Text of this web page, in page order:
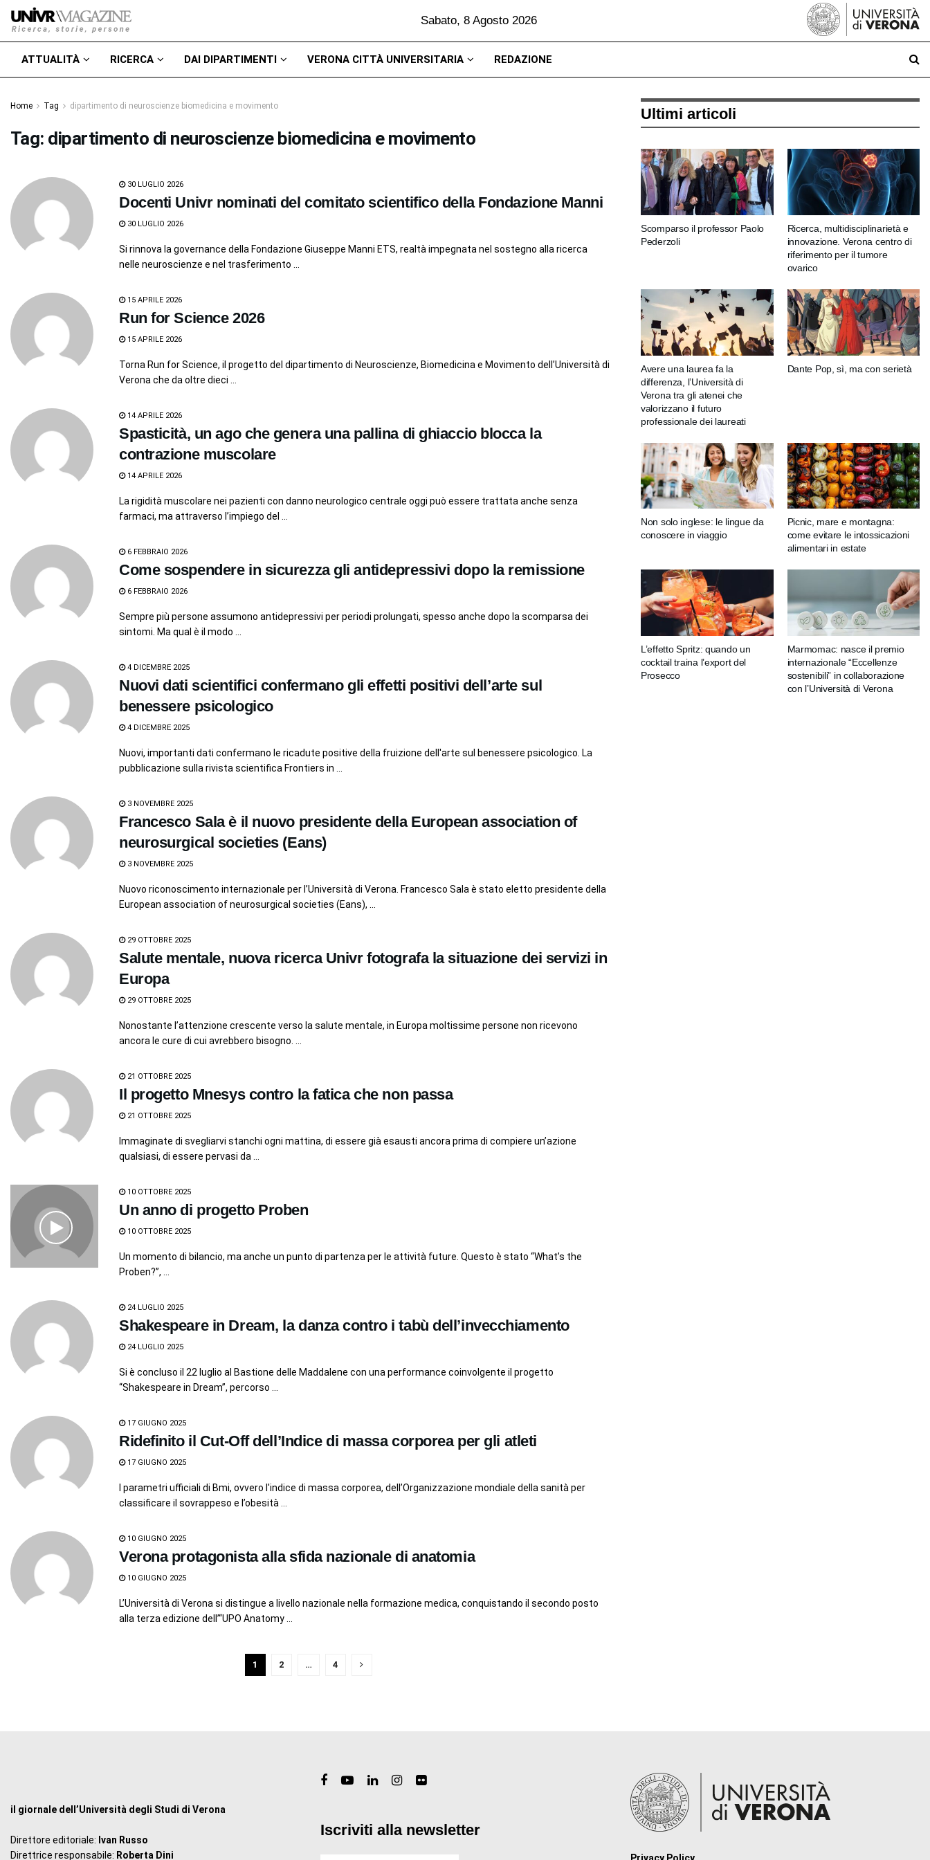
Sabato, 8 Agosto 2026
ATTUALITÀ RICERCA DAI DIPARTIMENTI VERONA CITTÀ UNIVERSITARIA REDAZIONE
Home Tag dipartimento di neuroscienze biomedicina e movimento
Tag: dipartimento di neuroscienze biomedicina e movimento
30 LUGLIO 2026
Docenti Univr nominati del comitato scientifico della Fondazione Manni
30 LUGLIO 2026
Si rinnova la governance della Fondazione Giuseppe Manni ETS, realtà impegnata nel sostegno alla ricerca
nelle neuroscienze e nel trasferimento ...
15 APRILE 2026
Run for Science 2026
15 APRILE 2026
Torna Run for Science, il progetto del dipartimento di Neuroscienze, Biomedicina e Movimento dell’Università di
Verona che da oltre dieci ...
14 APRILE 2026
Spasticità, un ago che genera una pallina di ghiaccio blocca la
contrazione muscolare
14 APRILE 2026
La rigidità muscolare nei pazienti con danno neurologico centrale oggi può essere trattata anche senza
farmaci, ma attraverso l’impiego del ...
6 FEBBRAIO 2026
Come sospendere in sicurezza gli antidepressivi dopo la remissione
6 FEBBRAIO 2026
Sempre più persone assumono antidepressivi per periodi prolungati, spesso anche dopo la scomparsa dei
sintomi. Ma qual è il modo ...
4 DICEMBRE 2025
Nuovi dati scientifici confermano gli effetti positivi dell’arte sul
benessere psicologico
4 DICEMBRE 2025
Nuovi, importanti dati confermano le ricadute positive della fruizione dell'arte sul benessere psicologico. La
pubblicazione sulla rivista scientifica Frontiers in ...
3 NOVEMBRE 2025
Francesco Sala è il nuovo presidente della European association of
neurosurgical societies (Eans)
3 NOVEMBRE 2025
Nuovo riconoscimento internazionale per l’Università di Verona. Francesco Sala è stato eletto presidente della
European association of neurosurgical societies (Eans), ...
29 OTTOBRE 2025
Salute mentale, nuova ricerca Univr fotografa la situazione dei servizi in
Europa
29 OTTOBRE 2025
Nonostante l’attenzione crescente verso la salute mentale, in Europa moltissime persone non ricevono
ancora le cure di cui avrebbero bisogno. ...
21 OTTOBRE 2025
Il progetto Mnesys contro la fatica che non passa
21 OTTOBRE 2025
Immaginate di svegliarvi stanchi ogni mattina, di essere già esausti ancora prima di compiere un’azione
qualsiasi, di essere pervasi da ...
10 OTTOBRE 2025
Un anno di progetto Proben
10 OTTOBRE 2025
Un momento di bilancio, ma anche un punto di partenza per le attività future. Questo è stato “What’s the
Proben?”, ...
24 LUGLIO 2025
Shakespeare in Dream, la danza contro i tabù dell’invecchiamento
24 LUGLIO 2025
Si è concluso il 22 luglio al Bastione delle Maddalene con una performance coinvolgente il progetto
“Shakespeare in Dream”, percorso ...
17 GIUGNO 2025
Ridefinito il Cut-Off dell’Indice di massa corporea per gli atleti
17 GIUGNO 2025
I parametri ufficiali di Bmi, ovvero l'indice di massa corporea, dell’Organizzazione mondiale della sanità per
classificare il sovrappeso e l’obesità ...
10 GIUGNO 2025
Verona protagonista alla sfida nazionale di anatomia
10 GIUGNO 2025
L’Università di Verona si distingue a livello nazionale nella formazione medica, conquistando il secondo posto
alla terza edizione dell’“UPO Anatomy ...
1 2 … 4
Ultimi articoli
Scomparso il professor Paolo
Pederzoli
Ricerca, multidisciplinarietà e
innovazione. Verona centro di
riferimento per il tumore
ovarico
Avere una laurea fa la
differenza, l’Università di
Verona tra gli atenei che
valorizzano il futuro
professionale dei laureati
Dante Pop, sì, ma con serietà
Non solo inglese: le lingue da
conoscere in viaggio
Picnic, mare e montagna:
come evitare le intossicazioni
alimentari in estate
L’effetto Spritz: quando un
cocktail traina l’export del
Prosecco
Marmomac: nasce il premio
internazionale “Eccellenze
sostenibili” in collaborazione
con l’Università di Verona
il giornale dell’Università degli Studi di Verona
Direttore editoriale: Ivan Russo
Direttrice responsabile: Roberta Dini
Iscriviti alla newsletter